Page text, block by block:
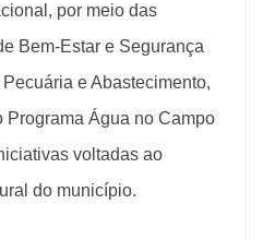
por meio das
Bem-Estar e Segurança
e Abastecimento,
Programa Água no Campo
voltadas ao
do município.